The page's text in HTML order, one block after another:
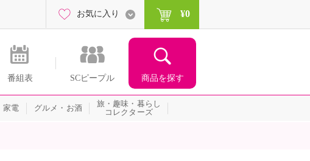
番組表 SCピープル 商品を探す
お気に入り ¥0
家電 グルメ・お酒
旅・趣味・暮らし
コレクターズ